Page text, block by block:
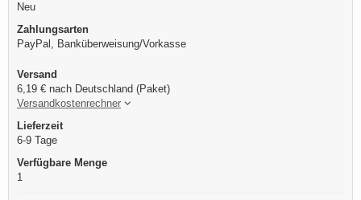
Neu
Zahlungsarten
PayPal, Banküberweisung/Vorkasse
Versand
6,19 € nach Deutschland (Paket)
Versandkostenrechner
Lieferzeit
6-9 Tage
Verfügbare Menge
1